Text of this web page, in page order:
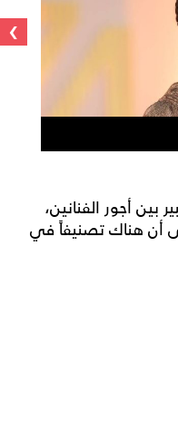
›
بين أجور الفنانين،
أن هناك تصنيفاً في